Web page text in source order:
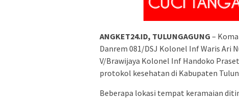
ANGKET24.ID, TULUNGAGUNG –
Danrem 081/DSJ Kolonel Inf Waris Ari
V/Brawijaya Kolonel Inf Handoko
protokol kesehatan di Kabupaten
Beberapa lokasi tempat keramaian